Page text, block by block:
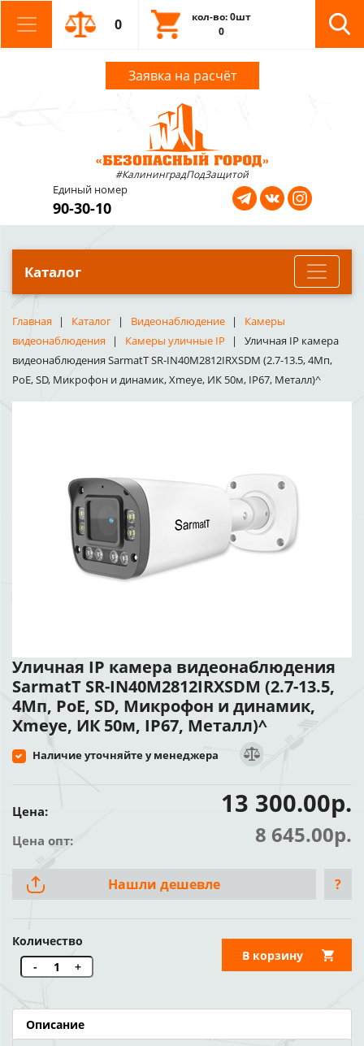
0
кол-во: 0шт
0
Заявка на расчёт
#КалининградПодЗащитой
Единый номер
90-30-10
Каталог
Главная Каталог Видеонаблюдение
Камеры
видеонаблюдения
Камеры уличные IP
Уличная IP камера
видеонаблюдения SarmatT SR-IN40M2812IRXSDM (2.7-13.5, 4Мп,
PoE, SD, Микрофон и динамик, Xmeye, ИК 50м, IP67, Металл)^
Уличная IP камера видеонаблюдения
SarmatT SR-IN40M2812IRXSDM (2.7-13.5,
4Мп, PoE, SD, Микрофон и динамик,
Xmeye, ИК 50м, IP67, Металл)^
Наличие уточняйте у менеджера
Цена: 13 300.00р.
Цена опт: 8 645.00р.
Нашли дешевле ?
Количество
-
+
В корзину
Описание